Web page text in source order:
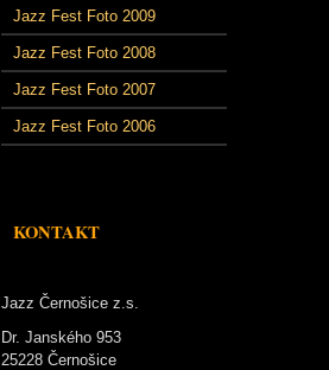
Jazz Fest Foto 2009
Jazz Fest Foto 2008
Jazz Fest Foto 2007
Jazz Fest Foto 2006
KONTAKT
Jazz Černošice z.s.
Dr. Janského 953
25228 Černošice